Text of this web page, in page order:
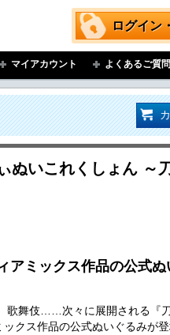
ログイン
マイアカウント よくあるご質問
ぬいこれくしょん ～
アミックス作品の公式
歌舞伎……次々に展開される『
クス作品の公式ぬいぐるみが登